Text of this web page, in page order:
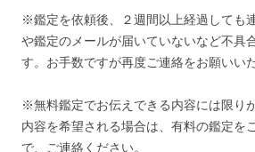
※鑑定を依頼後、２週間以上経過しても
や鑑定のメールが届いていないなど不具
す。お手数ですが再度ご連絡をお願いい
※無料鑑定でお伝えできる内容には限り
内容を希望される場合は、有料の鑑定を
で、ご連絡ください。